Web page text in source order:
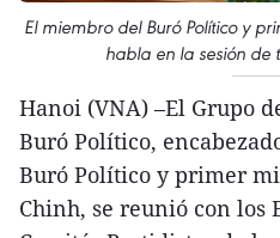
El miembro del Buró Político y
habla en la sesión de
Hanoi (VNA) –El Grupo
Buró Político,
Buró Político y primer
Chinh, se reunió con los